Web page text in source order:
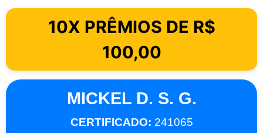
10X PRÊMIOS DE R$
100,00
MICKEL D. S. G.
CERTIFICADO: 241065